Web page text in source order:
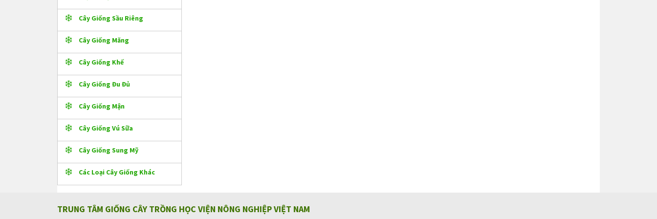
Cây Giống Sầu Riêng
Cây Giống Măng
Cây Giống Khế
Cây Giống Đu Đủ
Cây Giống Mận
Cây Giống Vú Sữa
Cây Giống Sung Mỹ
Các Loại Cây Giống Khác
TRUNG TÂM GIỐNG CÂY TRỒNG HỌC VIỆN NÔNG NGHIỆP VIỆT NAM